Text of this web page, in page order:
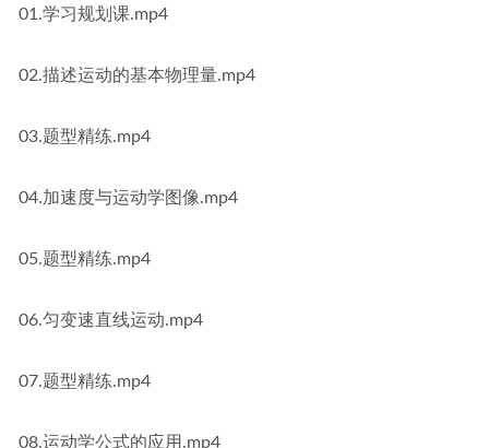
01.学习规划课.mp4
02.描述运动的基本物理量.mp4
03.题型精练.mp4
04.加速度与运动学图像.mp4
05.题型精练.mp4
06.匀变速直线运动.mp4
07.题型精练.mp4
08.运动学公式的应用.mp4